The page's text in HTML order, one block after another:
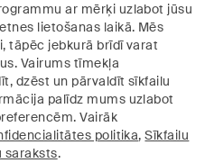
ar mērķi uzlabot jūsu
lietošanas laikā. Mēs
tāpēc jebkurā brīdī varat
Vairums tīmekļa
dzēst un pārvaldīt sīkfailu
palīdz mums uzlabot
Vairāk
politika,Sīkfailu
saraksts.